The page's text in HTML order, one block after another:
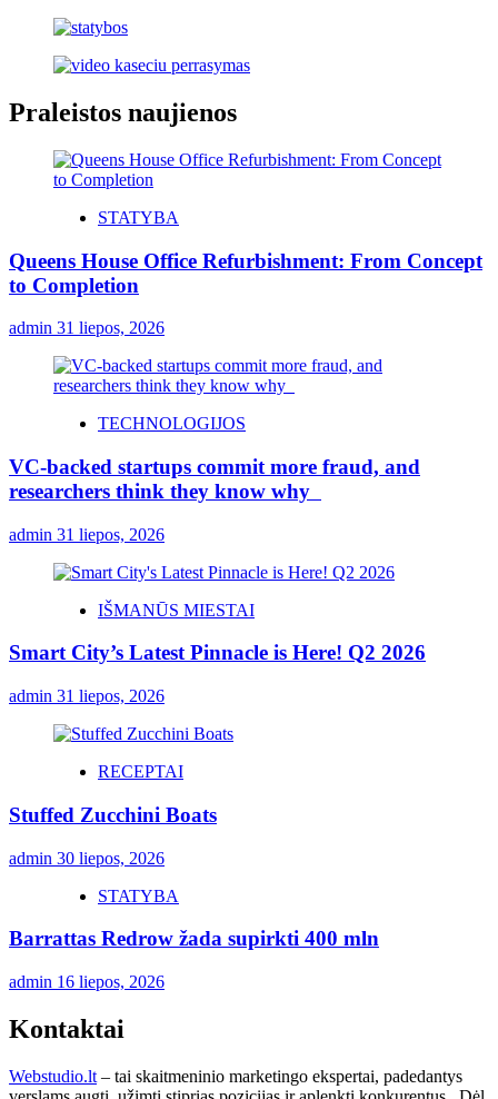
Praleistos naujienos
STATYBA
Queens House Office Refurbishment: From Concept
to Completion
admin 31 liepos, 2026
TECHNOLOGIJOS
VC-backed startups commit more fraud, and
researchers think they know why
admin 31 liepos, 2026
IŠMANŪS MIESTAI
Smart City’s Latest Pinnacle is Here! Q2 2026
admin 31 liepos, 2026
RECEPTAI
Stuffed Zucchini Boats
admin 30 liepos, 2026
STATYBA
Barrattas Redrow žada supirkti 400 mln
admin 16 liepos, 2026
Kontaktai
Webstudio.lt – tai skaitmeninio marketingo ekspertai, padedantys